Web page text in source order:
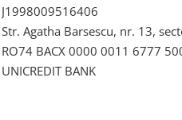
J1998009516406
Str. Agatha Barsescu, nr. 13,
RO74 BACX 0000 0011 6777
UNICREDIT BANK